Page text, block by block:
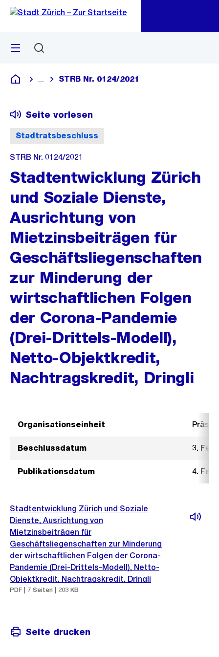
Navigation
Sprunglink
Menü
Deutsch
Blende alle Breadcrumbs ein
STRB Nr. 0124/2021
Stadtratsbeschluss
Seite vorlesen
STRB Nr. 0124/2021
Stadtentwicklung Zürich
und Soziale Dienste,
Ausrichtung von
Mietzinsbeiträgen für
Geschäftsliegenschaften
zur Minderung der
wirtschaftlichen Folgen
der Corona-Pandemie
(Drei-Drittels-Modell),
Netto-Objektkredit,
Nachtragskredit, Dringli
Organisationseinheit
Beschlussdatum 3.
Publikationsdatum 4.
Stadtentwicklung Zürich und Soziale
Dienste, Ausrichtung von
Mietzinsbeiträgen für
Geschäftsliegenschaften zur Minderung
der wirtschaftlichen Folgen der Corona-
Pandemie (Drei-Drittels-Modell), Netto-
Objektkredit, Nachtragskredit, Dringli
PDF | 7 Seiten | 203 KB
Seite drucken